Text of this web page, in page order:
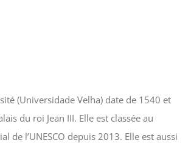
(Universidade Velha) date de 1540 et
du roi Jean III. Elle est classée au
de l’UNESCO depuis 2013. Elle est aussi